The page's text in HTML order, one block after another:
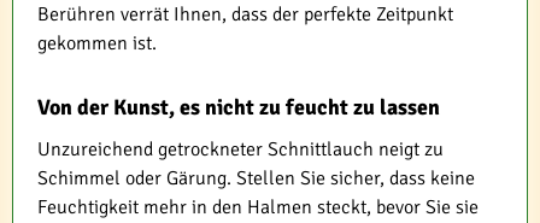
Berühren verrät Ihnen, dass der perfekte Zeitpunkt
gekommen ist.
Von der Kunst, es nicht zu feucht zu lassen
Unzureichend getrockneter Schnittlauch neigt zu
Schimmel oder Gärung. Stellen Sie sicher, dass keine
Feuchtigkeit mehr in den Halmen steckt, bevor Sie sie